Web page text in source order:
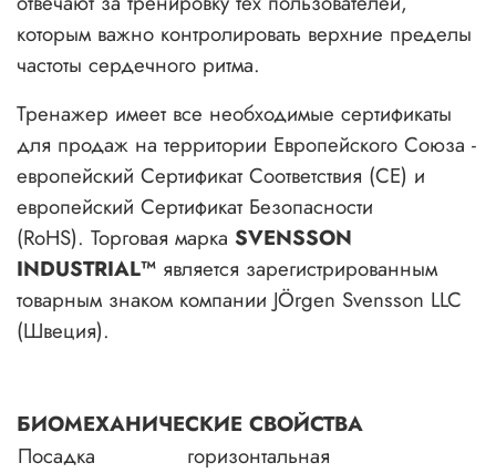
которым важно контролировать верхние пределы
частоты сердечного ритма.
Тренажер имеет все необходимые сертификаты
для продаж на территории Европейского Союза -
европейский Сертификат Соответствия (CE) и
европейский Сертификат Безопасности
(RoHS). Торговая марка SVENSSON
INDUSTRIAL™ является зарегистрированным
товарным знаком компании JÖrgen Svensson LLC
(Швеция).
БИОМЕХАНИЧЕСКИЕ СВОЙСТВА
Посадка
горизонтальная